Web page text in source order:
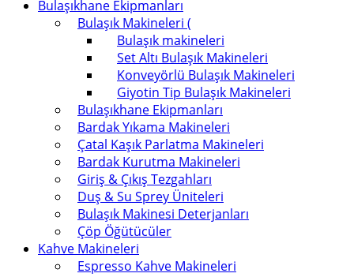
Bulaşıkhane Ekipmanları
Bulaşık Makineleri (
Bulaşık makineleri
Set Altı Bulaşık Makineleri
Konveyörlü Bulaşık Makineleri
Giyotin Tip Bulaşık Makineleri
Bulaşıkhane Ekipmanları
Bardak Yıkama Makineleri
Çatal Kaşık Parlatma Makineleri
Bardak Kurutma Makineleri
Giriş & Çıkış Tezgahları
Duş & Su Sprey Üniteleri
Bulaşık Makinesi Deterjanları
Çöp Öğütücüler
Kahve Makineleri
Espresso Kahve Makineleri